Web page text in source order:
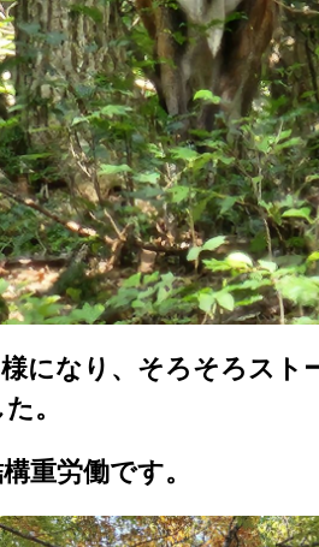
になり、そろそろスト
。
重労働です。